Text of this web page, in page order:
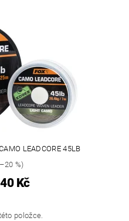
LEADCORE 45LB
%)
Kč
položce.